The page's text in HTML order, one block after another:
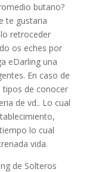
butano?
te gustaria
retroceder
os eches por
eDarling una
En caso de
tipos de conocer
de vd.. Lo cual
lo cual
vida.
de Solteros